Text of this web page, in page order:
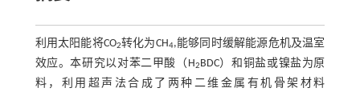
利用太阳能将CO2转化为CH4,能够同时缓解能源危机及温室
效应。本研究以对苯二甲酸（H2BDC）和铜盐或镍盐为原
料，利用超声法合成了两种二维金属有机骨架材料